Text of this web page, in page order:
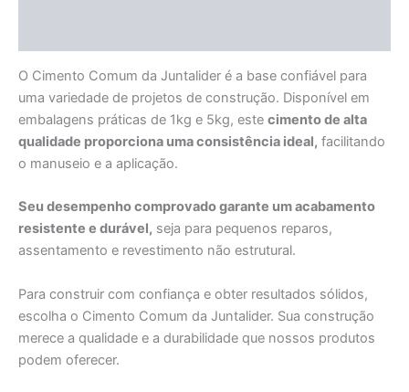
O Cimento Comum da Juntalider é a base confiável para
uma variedade de projetos de construção. Disponível em
embalagens práticas de 1kg e 5kg, este cimento de alta
qualidade proporciona uma consistência ideal, facilitando
o manuseio e a aplicação.
Seu desempenho comprovado garante um acabamento
resistente e durável, seja para pequenos reparos,
assentamento e revestimento não estrutural.
Para construir com confiança e obter resultados sólidos,
escolha o Cimento Comum da Juntalider. Sua construção
merece a qualidade e a durabilidade que nossos produtos
podem oferecer.